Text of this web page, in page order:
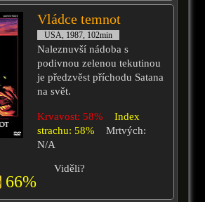
Vládce temnot
USA, 1987, 102min
Naleznuvší nádoba s
podivnou zelenou tekutinou
je předzvěst příchodu Satana
na svět.
Krvavost: 58%
Index
strachu: 58%
Mrtvých:
N/A
66%
Viděli?